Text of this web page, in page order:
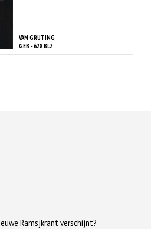
VAN GRUTING
GEB - 628 BLZ
Ramsjkrant verschijnt?